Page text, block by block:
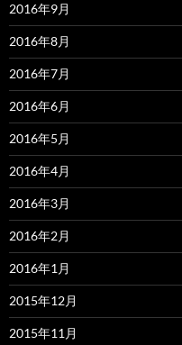
2016年9月
2016年8月
2016年7月
2016年6月
2016年5月
2016年4月
2016年3月
2016年2月
2016年1月
2015年12月
2015年11月